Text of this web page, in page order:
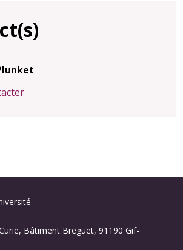
Bâtiment Breguet, 91190 Gif-